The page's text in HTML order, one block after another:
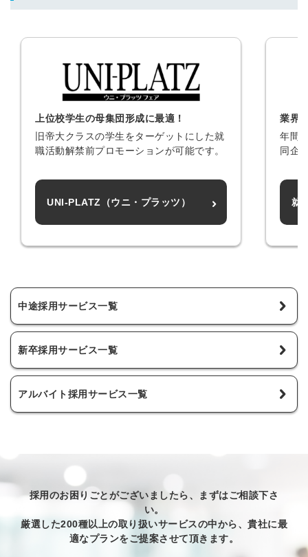
上位校学生の母集団形成に最適！
旧帝大クラスの学生をターゲットにした就
職活動解禁前プロモーションが可能です。
UNI-PLATZ（ウニ・プラッツ）
業界
年間
同企
就
中途採用サービス一覧
新卒採用サービス一覧
アルバイト採用サービス一覧
採用のお困りごとがございましたら、まずはご相談下さ
い。
厳選した200種以上の取り扱いサービスの中から、貴社に最
適なプランをご提案させて頂きます。